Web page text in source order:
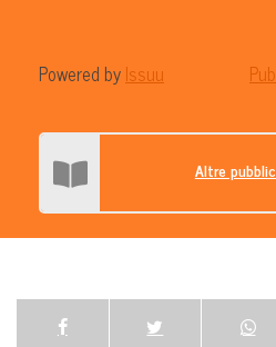
Powered byIssuu
Altre